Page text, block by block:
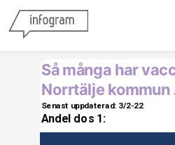
Så många har
Norrtälje kommun
Senast uppdaterad: 3/2-22
Andel dos 1: